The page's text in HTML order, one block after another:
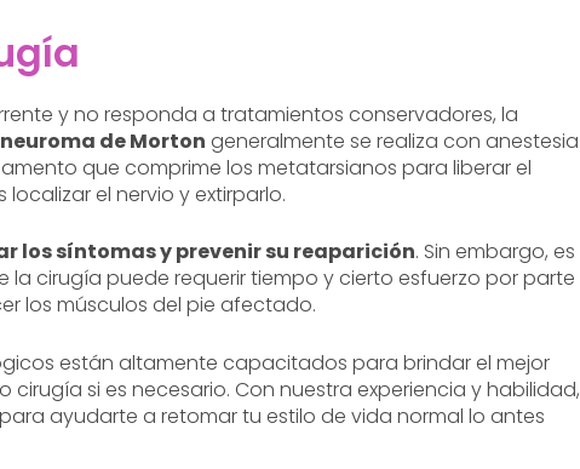
y no responda a tratamientos conservadores, la
de Morton generalmente se realiza con anestesia
que comprime los metatarsianos para liberar el
el nervio y extirparlo.
los síntomas y prevenir su reaparición. Sin embargo, es
cirugía puede requerir tiempo y cierto esfuerzo por parte
los músculos del pie afectado.
están altamente capacitados para brindar el mejor
si es necesario. Con nuestra experiencia y habilidad,
ayudarte a retomar tu estilo de vida normal lo antes